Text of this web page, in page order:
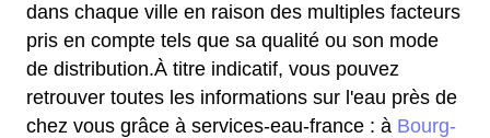
dans chaque ville en raison des multiples facteurs
pris en compte tels que sa qualité ou son mode
de distribution.À titre indicatif, vous pouvez
retrouver toutes les informations sur l'eau près de
chez vous grâce à services-eau-france : à Bourg-